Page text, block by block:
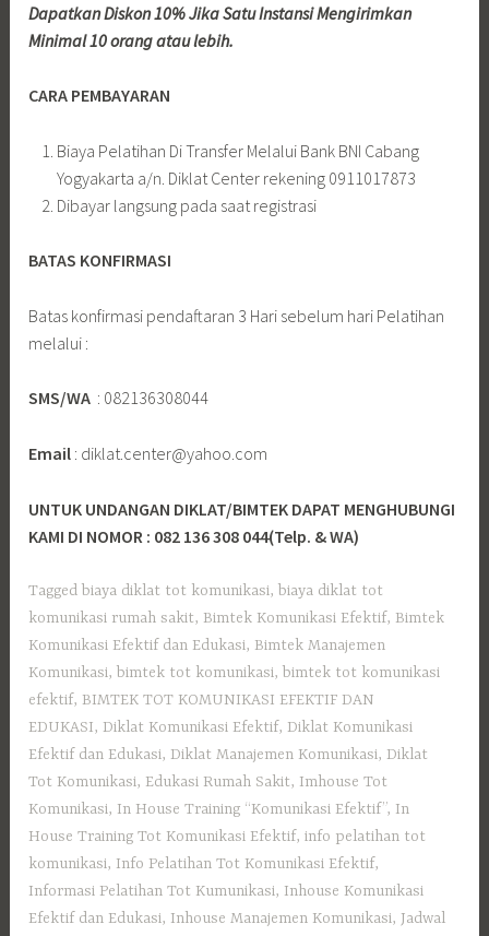
Dapatkan Diskon 10% Jika Satu Instansi Mengirimkan
Minimal 10 orang atau lebih.
CARA PEMBAYARAN
Biaya Pelatihan Di Transfer Melalui Bank BNI Cabang
Yogyakarta a/n. Diklat Center rekening 0911017873
Dibayar langsung pada saat registrasi
BATAS KONFIRMASI
Batas konfirmasi pendaftaran 3 Hari sebelum hari Pelatihan
melalui :
SMS/WA : 082136308044
Email : diklat.center@yahoo.com
UNTUK UNDANGAN DIKLAT/BIMTEK DAPAT MENGHUBUNGI
KAMI DI NOMOR : 082 136 308 044(Telp. & WA)
Tagged biaya diklat tot komunikasi, biaya diklat tot
komunikasi rumah sakit, Bimtek Komunikasi Efektif, Bimtek
Komunikasi Efektif dan Edukasi, Bimtek Manajemen
Komunikasi, bimtek tot komunikasi, bimtek tot komunikasi
efektif, BIMTEK TOT KOMUNIKASI EFEKTIF DAN
EDUKASI,Diklat Komunikasi Efektif,Diklat Komunikasi
Efektif dan Edukasi,Diklat Manajemen Komunikasi,Diklat
Tot Komunikasi, Edukasi Rumah Sakit, Imhouse Tot
Komunikasi, In House Training “Komunikasi Efektif”, In
House Training Tot Komunikasi Efektif,info pelatihan tot
komunikasi, Info Pelatihan Tot Komunikasi Efektif,
Informasi Pelatihan Tot Kumunikasi, Inhouse Komunikasi
Efektif dan Edukasi, Inhouse Manajemen Komunikasi, Jadwal